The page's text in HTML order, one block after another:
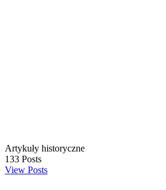
Artykuły historyczne
133 Posts
View Posts